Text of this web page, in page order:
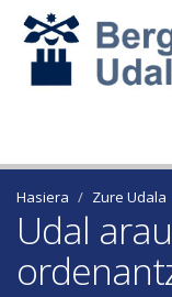
Hasiera Zure Udala
Udal